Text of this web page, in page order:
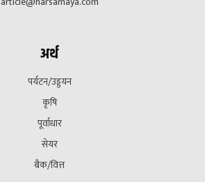
अर्थ
पर्यटन/उड्डयन
कृषि
पूर्वाधार
सेयर
बैक/वित्त